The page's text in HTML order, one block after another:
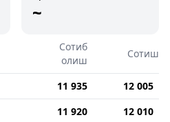
~
Сотиб
олиш
Сотиш
11 935
12 005
11 920
12 010